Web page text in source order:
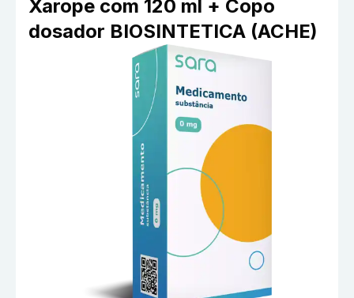
Xarope com 120 ml + Copo
dosador BIOSINTETICA (ACHE)